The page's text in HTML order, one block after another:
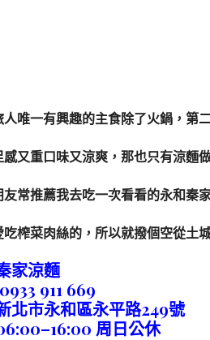
人唯一有興趣的主食除了火鍋，第
感又重口味又涼爽，那也只有涼麵
友常推薦我去吃一次看看的永和秦
榨菜肉絲的，所以就撥個空從土
家涼麵
911 669
北市永和區永平路249號
周日公休